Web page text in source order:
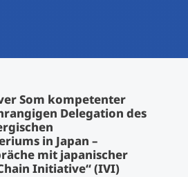
Bachelor/Master
Som kompetenter
Delegation des
in Japan –
mit japanischer
Initiative“ (IVI)